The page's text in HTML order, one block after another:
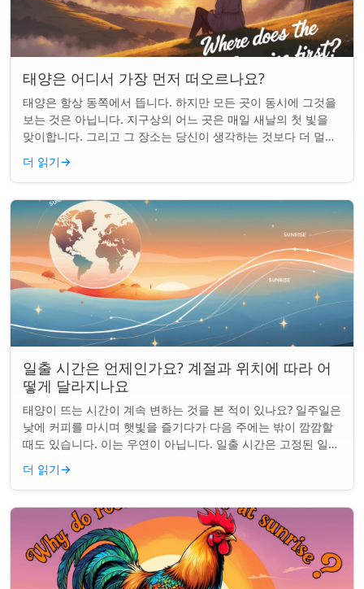
태양은 어디서 가장 먼저 떠오르나요?
태양은 항상 동쪽에서 뜹니다. 하지만 모든 곳이 동시에 그것을
보는 것은 아닙니다. 지구상의 어느 곳은 매일 새날의 첫 빛을
맞이합니다. 그리고 그 장소는 당신이 생각하는 것보다 더 멀리
떨어져 있습니다. 핵심 요약...
더 읽기→
일출 시간은 언제인가요? 계절과 위치에 따라 어
떻게 달라지나요
태양이 뜨는 시간이 계속 변하는 것을 본 적이 있나요? 일주일은
낮에 커피를 마시며 햇빛을 즐기다가 다음 주에는 밖이 깜깜할
때도 있습니다. 이는 우연이 아닙니다. 일출 시간은 고정된 일정
이 아니며 계절과 지구상의 ...
더 읽기→